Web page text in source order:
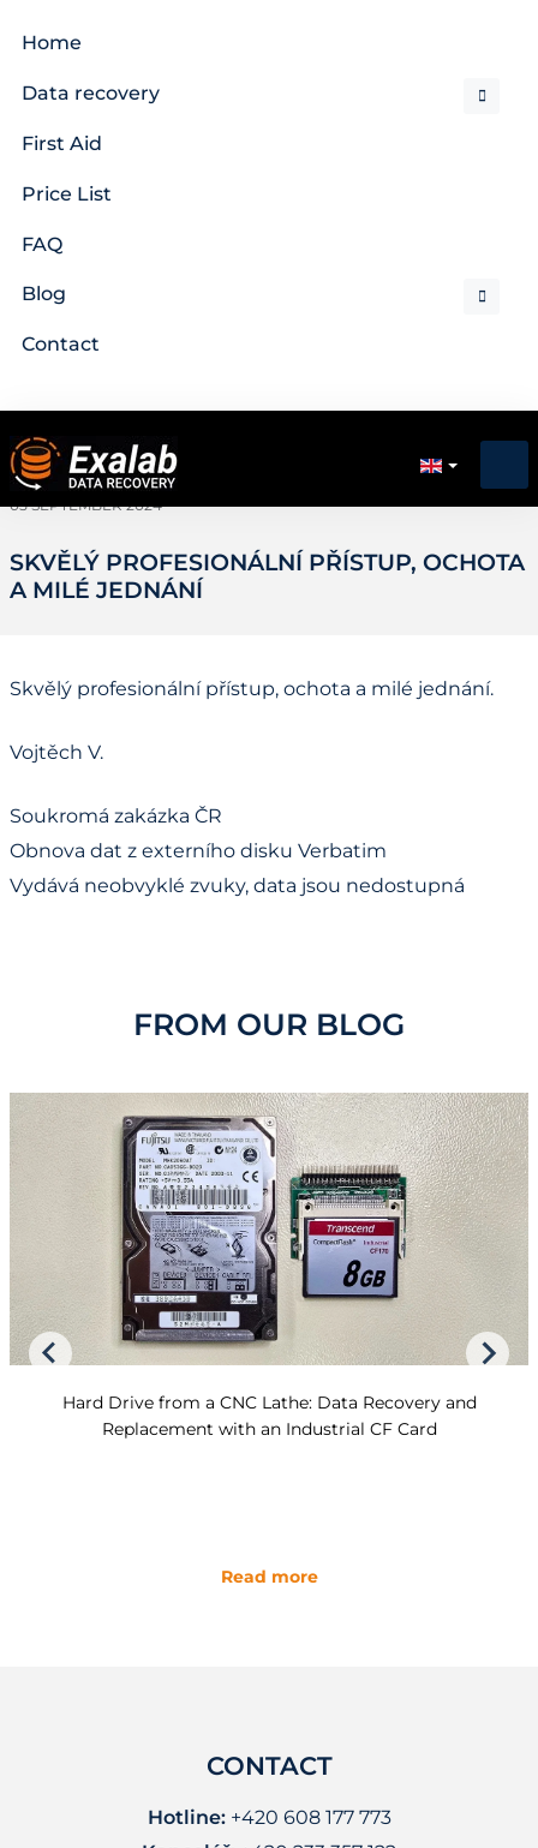
Home
Data recovery
First Aid
Price List
FAQ
Blog
Contact
05 SEPTEMBER 2024
SKVĚLÝ PROFESIONÁLNÍ PŘÍSTUP, OCHOTA
A MILÉ JEDNÁNÍ
Skvělý profesionální přístup, ochota a milé jednání.
Vojtěch V.
Soukromá zakázka ČR
Obnova dat z externího disku Verbatim
Vydává neobvyklé zvuky, data jsou nedostupná
FROM OUR BLOG
Hard Drive from a CNC Lathe: Data Recovery and
Replacement with an Industrial CF Card
Read more
CONTACT
Hotline:+420 608 177 773